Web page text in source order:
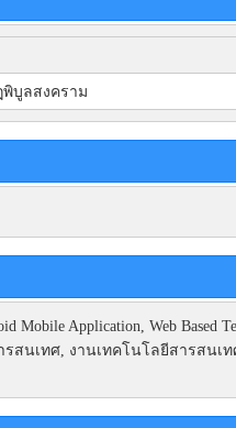
บูลสงคราม
Application, Web Based
ารสนเทศ, งานเทคโนโลยีสารสน